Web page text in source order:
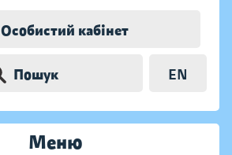
Особистий кабінет
Пошук EN
Меню